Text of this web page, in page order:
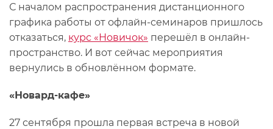
С началом распространения дистанционного
графика работы от офлайн-семинаров пришлось
отказаться, курс «Новичок» перешёл в онлайн-
пространство. И вот сейчас мероприятия
вернулись в обновлённом формате.
«Новард-кафе»
27 сентября прошла первая встреча в новой